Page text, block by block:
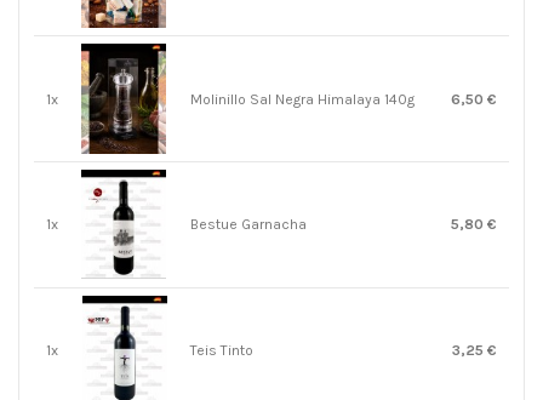
1x Molinillo Sal Negra Himalaya 140g 6,50 €
1x Bestue Garnacha 5,80 €
1x Teis Tinto 3,25 €